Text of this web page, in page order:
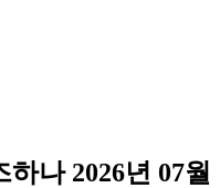
나 2026년 07월